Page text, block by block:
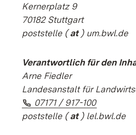
Kernerplatz 9
70182 Stuttgart
poststelle (at) um.bwl.de
Verantwortlich für den
Arne Fiedler
Landesanstalt für
Telefon:
07171 / 917-100(Öffnet in
poststelle(at) lel.bwl.de